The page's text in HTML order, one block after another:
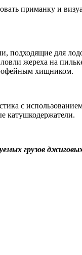
приманку и
подходящие для
жереха на
хищником.
с
катушкодержатели.
грузов